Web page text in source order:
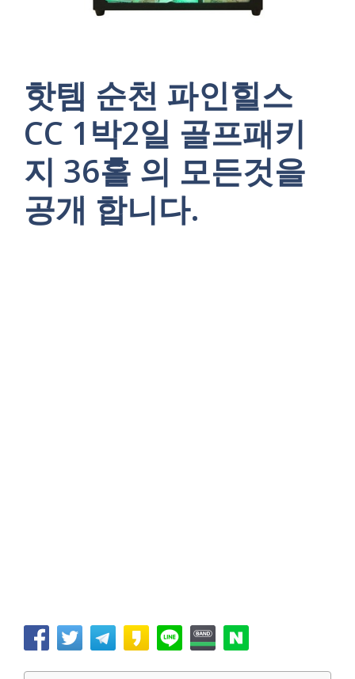
핫템 순천 파인힐스
CC 1박2일 골프패키
지 36홀 의 모든것을
공개 합니다.